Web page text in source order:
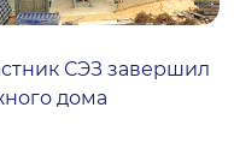
СЭЗ завершил
дома